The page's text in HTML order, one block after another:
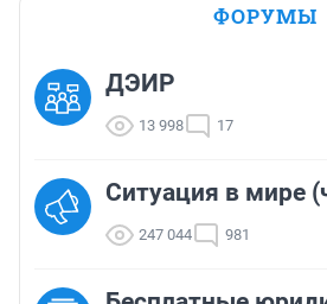
ФОРУМЫ
ДЭИР
13 998 17
Ситуация в мире
247 044 981